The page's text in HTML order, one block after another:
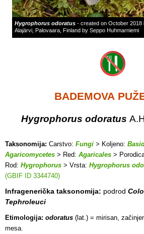
Hygrophorus odoratus - created on October 2018
Alajärvi, Palovaara, Finland by Seppo Huhmarniemi
BADEMOVA
Hygrophorus odoratus
Taksonomija: Carstvo: Fungi > Koljeno:
Agaricomycetes > Red: Agaricales >
Rod: Hygrophorus > Vrsta: Hygrophorus
(GBIF ID 3344740)
Infragenerička taksonomija: podrod
Tephroleuci
Etimologija: odoratus (lat.) = mirisan,
mesa.